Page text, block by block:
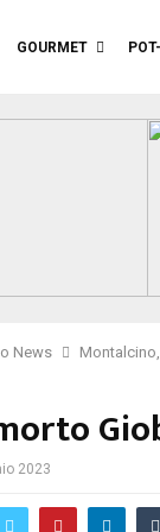
GOURMET
News
2023